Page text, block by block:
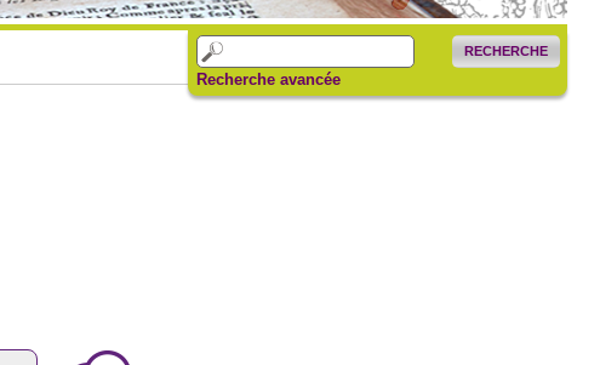
RECHERCHE
Recherche avancée